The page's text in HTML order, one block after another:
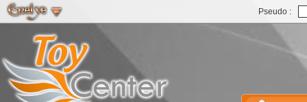
Pseudo :